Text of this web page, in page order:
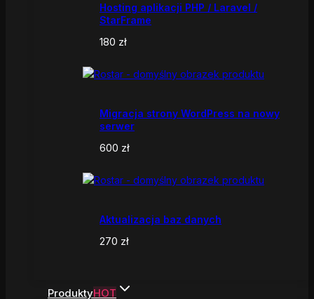
Hosting aplikacji PHP / Laravel /
StarFrame
180 zł
Migracja strony WordPress na nowy
serwer
600 zł
Aktualizacja baz danych
270 zł
ProduktyHOT